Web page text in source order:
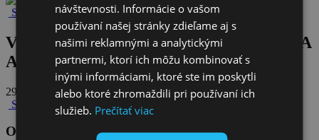
Späť na všetky novinky
V ČOM JE PROBLÉM VODÁRENSTVA
A AKÉ SÚ RIEŠENIA
29. apríla 2025
Späť na všetky novinky
Odoberajte naše novinky
návštevnosti. Informácie o vašom
používaní našej stránky zdieľame aj s
našimi reklamnými a analytickými
partnermi, ktorí ich môžu kombinovať s
inými informáciami, ktoré ste im poskytli
alebo ktoré zhromaždili pri používaní ich
služieb. Prečítať viac